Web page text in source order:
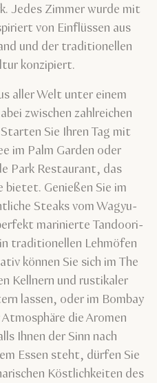
Jedes Zimmer wurde mit
von Einflüssen aus
und der traditionellen
konzipiert.
aller Welt unter einem
zwischen zahlreichen
Sie Ihren Tag mit
im Palm Garden oder
Park Restaurant, das
bietet. Genießen Sie im
Steaks vom Wagyu-
marinierte Tandoori-
traditionellen Lehmöfen
können Sie sich im The
Kellnern und rustikaler
lassen, oder im Bombay
die Aromen
Ihnen der Sinn nach
Essen steht, dürfen Sie
Köstlichkeiten des